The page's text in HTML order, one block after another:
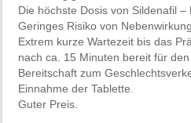
Die höchste Dosis von Sildenafil –
Geringes Risiko von
Extrem kurze Wartezeit bis das
nach ca. 15 Minuten bereit für
Bereitschaft zum
Einnahme der Tablette.
Guter Preis.